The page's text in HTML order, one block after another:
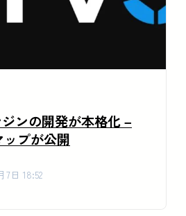
ンの開発が本格化 –
ップが公開
7日 18:52